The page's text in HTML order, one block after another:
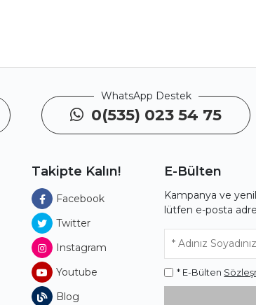
WhatsApp Destek
0(535) 023 54 75
Takipte Kalın!
Facebook
Twitter
Instagram
Youtube
Blog
E-Bülten
Kampanya ve
lütfen e-posta
* E-Bülten